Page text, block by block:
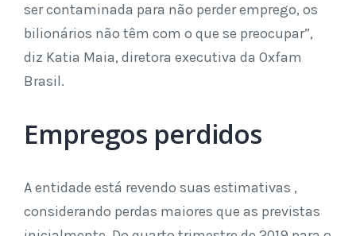
ser contaminada para não perder emprego, os
bilionários não têm com o que se preocupar”,
diz Katia Maia, diretora executiva da Oxfam
Brasil.
Empregos perdidos
A entidade está revendo suas estimativas ,
considerando perdas maiores que as previstas